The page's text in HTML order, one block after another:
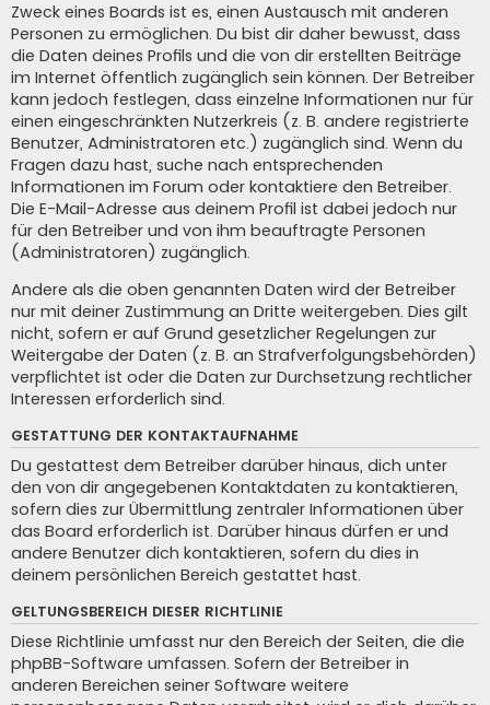
Zweck eines Boards ist es, einen Austausch mit anderen
Personen zu ermöglichen. Du bist dir daher bewusst, dass
die Daten deines Profils und die von dir erstellten Beiträge
im Internet öffentlich zugänglich sein können. Der Betreiber
kann jedoch festlegen, dass einzelne Informationen nur für
einen eingeschränkten Nutzerkreis (z. B. andere registrierte
Benutzer, Administratoren etc.) zugänglich sind. Wenn du
Fragen dazu hast, suche nach entsprechenden
Informationen im Forum oder kontaktiere den Betreiber.
Die E-Mail-Adresse aus deinem Profil ist dabei jedoch nur
für den Betreiber und von ihm beauftragte Personen
(Administratoren) zugänglich.
Andere als die oben genannten Daten wird der Betreiber
nur mit deiner Zustimmung an Dritte weitergeben. Dies gilt
nicht, sofern er auf Grund gesetzlicher Regelungen zur
Weitergabe der Daten (z. B. an Strafverfolgungsbehörden)
verpflichtet ist oder die Daten zur Durchsetzung rechtlicher
Interessen erforderlich sind.
GESTATTUNG DER KONTAKTAUFNAHME
Du gestattest dem Betreiber darüber hinaus, dich unter
den von dir angegebenen Kontaktdaten zu kontaktieren,
sofern dies zur Übermittlung zentraler Informationen über
das Board erforderlich ist. Darüber hinaus dürfen er und
andere Benutzer dich kontaktieren, sofern du dies in
deinem persönlichen Bereich gestattet hast.
GELTUNGSBEREICH DIESER RICHTLINIE
Diese Richtlinie umfasst nur den Bereich der Seiten, die die
phpBB-Software umfassen. Sofern der Betreiber in
anderen Bereichen seiner Software weitere